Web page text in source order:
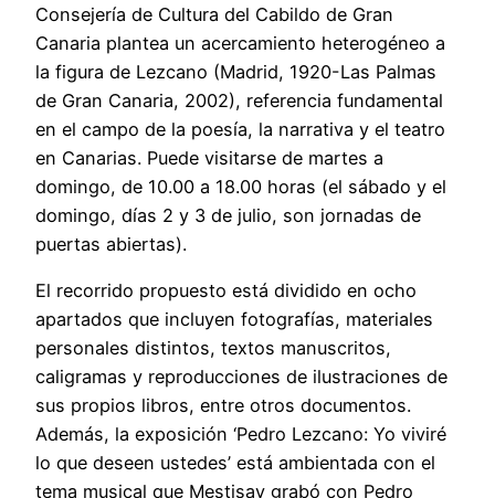
Consejería de Cultura del Cabildo de Gran
Canaria plantea un acercamiento heterogéneo a
la figura de Lezcano (Madrid, 1920-Las Palmas
de Gran Canaria, 2002), referencia fundamental
en el campo de la poesía, la narrativa y el teatro
en Canarias. Puede visitarse de martes a
domingo, de 10.00 a 18.00 horas (el sábado y el
domingo, días 2 y 3 de julio, son jornadas de
puertas abiertas).
El recorrido propuesto está dividido en ocho
apartados que incluyen fotografías, materiales
personales distintos, textos manuscritos,
caligramas y reproducciones de ilustraciones de
sus propios libros, entre otros documentos.
Además, la exposición ‘Pedro Lezcano: Yo viviré
lo que deseen ustedes’ está ambientada con el
tema musical que Mestisay grabó con Pedro